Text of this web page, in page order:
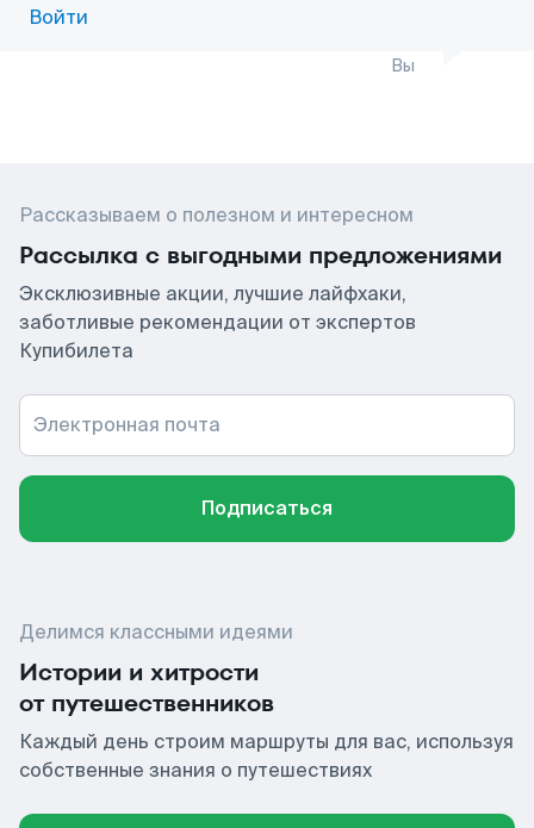
Войти
Вы
Рассказываем о полезном и интересном
Рассылка с выгодными предложениями
Эксклюзивные акции, лучшие лайфхаки,
заботливые рекомендации от экспертов
Купибилета
Электронная почта
Подписаться
Делимся классными идеями
Истории и хитрости
от путешественников
Каждый день строим маршруты для вас, используя
собственные знания о путешествиях